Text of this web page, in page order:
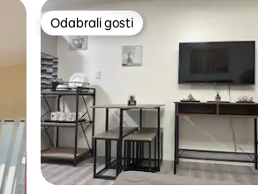
Odabrali gosti
Odabrali gosti